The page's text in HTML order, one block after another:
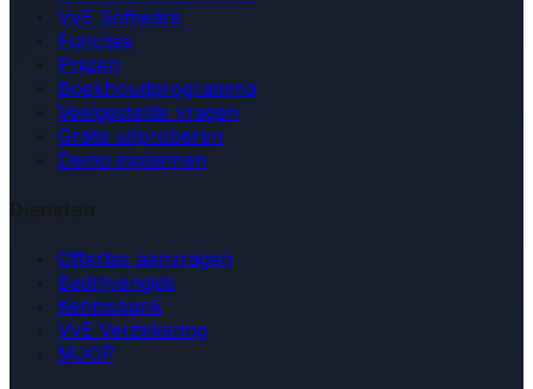
VvE Software
Functies
Prijzen
Boekhoudprogramma
Veelgestelde vragen
Gratis uitproberen
Demo inplannen
Diensten
Offertes aanvragen
Bedrijvengids
Kennisbank
VvE Verzekering
MJOP